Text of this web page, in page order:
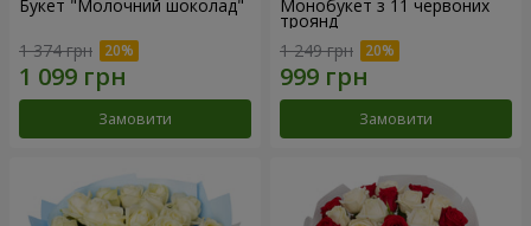
Букет "Молочний шоколад"
1 374 грн
Замовити
Монобукет з 11 червоних
троянд
1 249 грн
Замовити